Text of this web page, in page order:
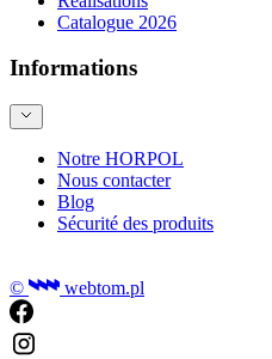
Catalogue 2026
Informations
Notre HORPOL
Nous contacter
Blog
Sécurité des produits
© webtom.pl